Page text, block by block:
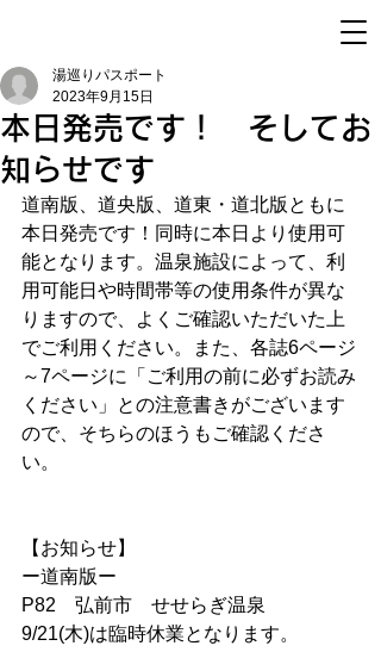
本日発売です！ そしてお
知らせです
湯巡りパスポート
2023年9月15日
道南版、道央版、道東・道北版ともに
本日発売です！同時に本日より使用可
能となります。温泉施設によって、利
用可能日や時間帯等の使用条件が異な
りますので、よくご確認いただいた上
でご利用ください。また、各誌6ページ
～7ページに「ご利用の前に必ずお読み
ください」との注意書きがございます
ので、そちらのほうもご確認くださ
い。
【お知らせ】
ー道南版ー
P82　弘前市　せせらぎ温泉
9/21(木)は臨時休業となります。